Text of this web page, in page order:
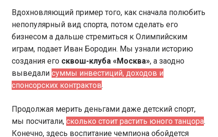
Вдохновляющий пример того, как сначала полюбить
непопулярный вид спорта, потом сделать его
бизнесом а дальше стремиться к Олимпийским
играм, подает Иван Бородин. Мы узнали историю
создания его сквош-клуба «Москва», а заодно
выведали суммы инвестиций, доходов и
спонсорских контрактов.
Продолжая мерить деньгами даже детский спорт,
мы посчитали, сколько стоит растить юного танцора.
Конечно, здесь воспитание чемпиона обойдется